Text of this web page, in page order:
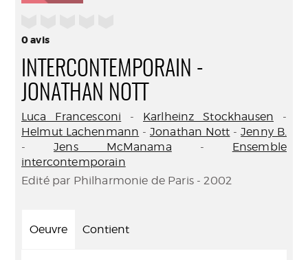
0avis
INTERCONTEMPORAIN -
JONATHAN NOTT
Luca Francesconi - Karlheinz Stockhausen -
Helmut Lachenmann - Jonathan Nott -Jenny B.
-Jens McManama - Ensemble
intercontemporain
Edité par Philharmonie de Paris - 2002
Oeuvre Contient